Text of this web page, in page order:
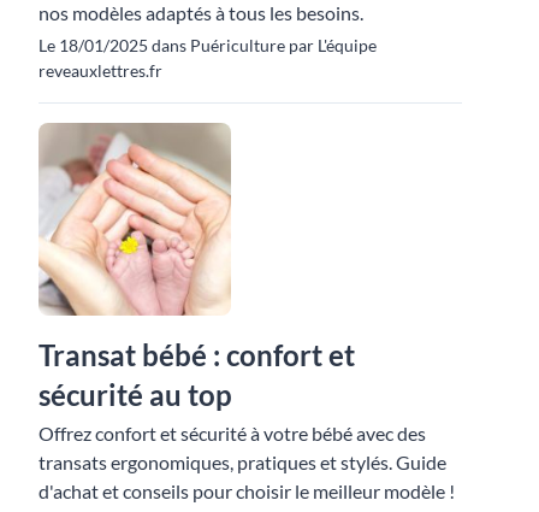
nos modèles adaptés à tous les besoins.
Le 18/01/2025 dans Puériculture par L'équipe
reveauxlettres.fr
Transat bébé : confort et
sécurité au top
Offrez confort et sécurité à votre bébé avec des
transats ergonomiques, pratiques et stylés. Guide
d'achat et conseils pour choisir le meilleur modèle !